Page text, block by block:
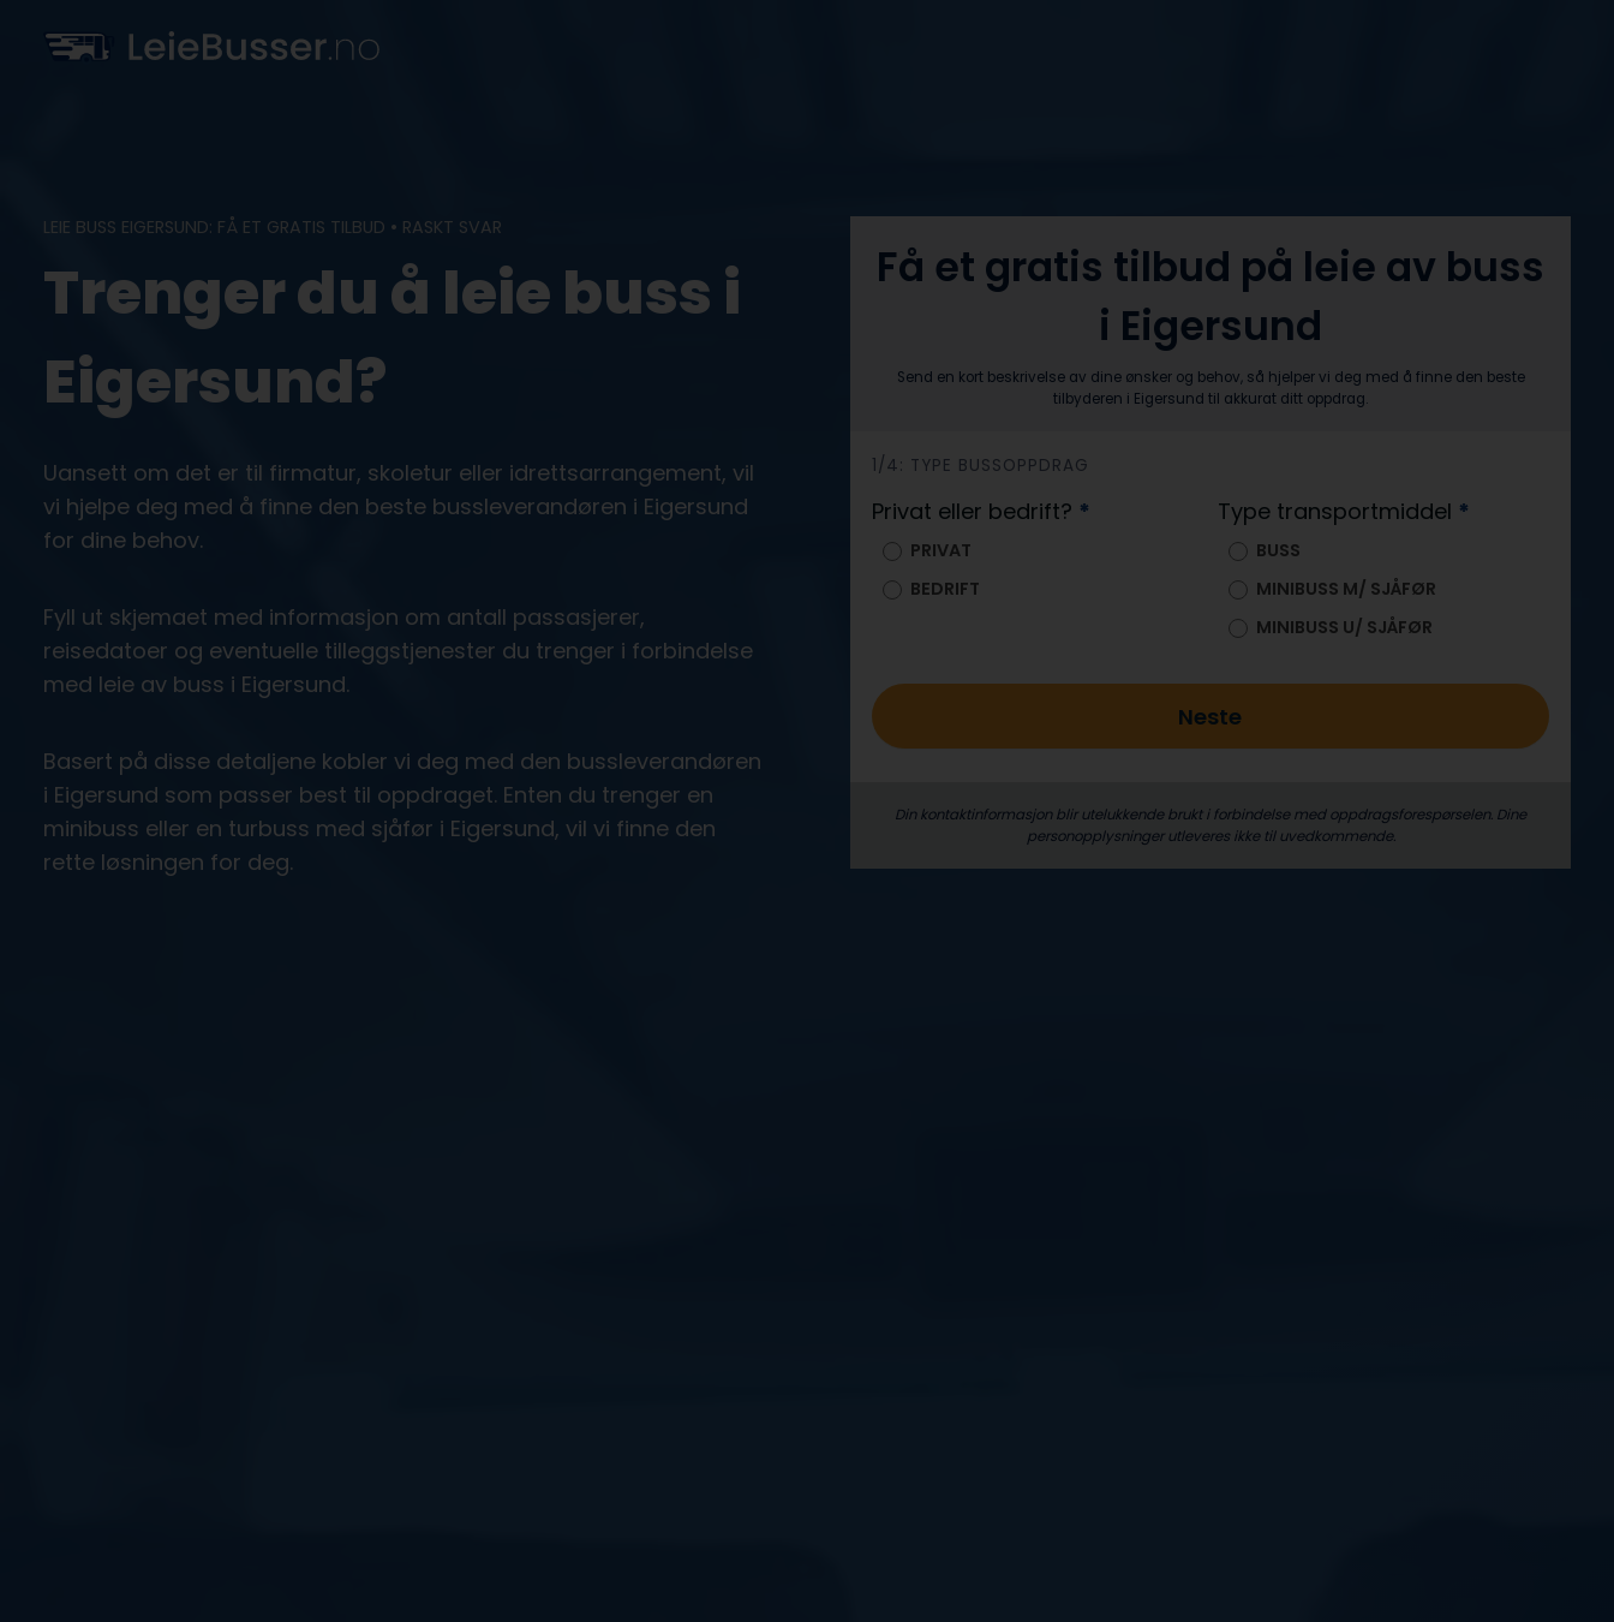
LEIE BUSS EIGERSUND: FÅ ET GRATIS TILBUD • RASKT SVAR
Trenger du å leie buss i
Eigersund?
Uansett om det er til firmatur, skoletur eller idrettsarrangement, vil
vi hjelpe deg med å finne den beste bussleverandøren i Eigersund
for dine behov.
Fyll ut skjemaet med informasjon om antall passasjerer,
reisedatoer og eventuelle tilleggstjenester du trenger i forbindelse
med leie av buss i Eigersund.
Basert på disse detaljene kobler vi deg med den bussleverandøren
i Eigersund som passer best til oppdraget. Enten du trenger en
minibuss eller en turbuss med sjåfør i Eigersund, vil vi finne den
rette løsningen for deg.
Få et gratis tilbud på leie av buss
i Eigersund
Send en kort beskrivelse av dine ønsker og behov, så hjelper vi deg med å finne den beste
tilbyderen i Eigersund til akkurat ditt oppdrag.
h
e
1/4: TYPE BUSSOPPDRAG
Privat eller bedrift? *
PRIVAT
BEDRIFT
Type transportmiddel *
BUSS
MINIBUSS M/ SJÅFØR
MINIBUSS U/ SJÅFØR
Neste
Din kontaktinformasjon blir utelukkende brukt i forbindelse med oppdrags­forespørselen. Dine
person­­opplysninger utleveres ikke til uvedkommende.